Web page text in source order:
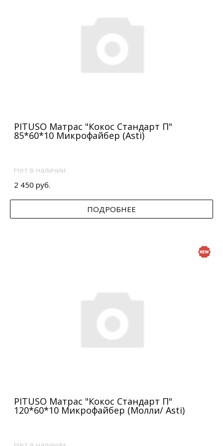
PITUSO Матрас "Кокос Стандарт П"
85*60*10 Микрофайбер (Asti)
Нет в наличии
2 450 руб.
ПОДРОБНЕЕ
PITUSO Матрас "Кокос Стандарт П"
120*60*10 Микрофайбер (Молли/ Asti)